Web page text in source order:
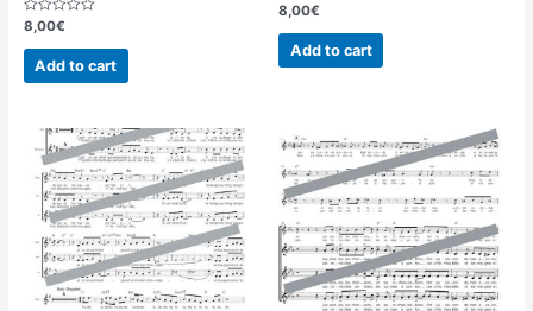
Rated
0
out
8,00€
Add to cart
Rated
0
out
8,00€
Add to cart